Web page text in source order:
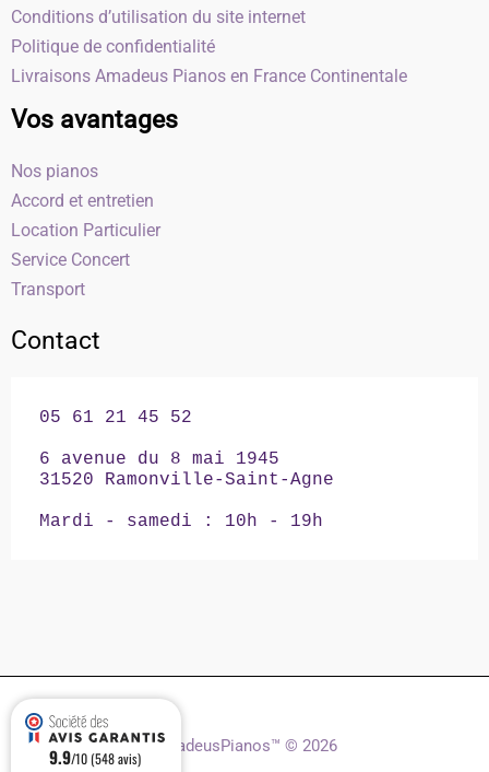
Conditions d’utilisation du site internet
Politique de confidentialité
Livraisons Amadeus Pianos en France Continentale
Vos avantages
Nos pianos
Accord et entretien
Location Particulier
Service Concert
Transport
Contact
05 61 21 45 52
6 avenue du 8 mai 1945
31520 Ramonville-Saint-Agne
Mardi - samedi : 10h - 19h
AmadeusPianos™ © 2026
9.9/10 (548 avis)